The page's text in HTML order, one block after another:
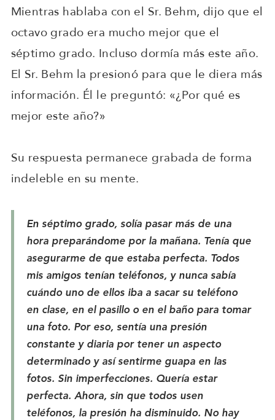
Mientras hablaba con el Sr. Behm, dijo que el
octavo grado era mucho mejor que el
séptimo grado. Incluso dormía más este año.
El Sr. Behm la presionó para que le diera más
información. Él le preguntó: «¿Por qué es
mejor este año?»
Su respuesta permanece grabada de forma
indeleble en su mente.
En séptimo grado, solía pasar más de una
hora preparándome por la mañana. Tenía que
asegurarme de que estaba perfecta. Todos
mis amigos tenían teléfonos, y nunca sabía
cuándo uno de ellos iba a sacar su teléfono
en clase, en el pasillo o en el baño para tomar
una foto. Por eso, sentía una presión
constante y diaria por tener un aspecto
determinado y así sentirme guapa en las
fotos. Sin imperfecciones. Quería estar
perfecta. Ahora, sin que todos usen
teléfonos, la presión ha disminuido. No hay